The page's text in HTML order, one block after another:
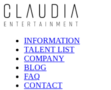
INFORMATION
TALENT LIST
COMPANY
BLOG
FAQ
CONTACT